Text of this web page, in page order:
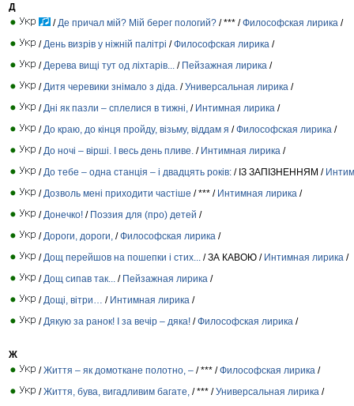
Д
/ Де причал мій? Мій берег пологий? / *** /Философская лирика /
/ День визрів у ніжній палітрі /Философская лирика /
/ Дерева вищі тут од ліхтарів... / Пейзажная лирика /
/ Дитя черевики знімало з діда. /Универсальная лирика /
/ Дні як пазли – сплелися в тижні, / Интимная лирика /
/ До краю, до кінця пройду, візьму, віддам я /Философская лирика /
/ До ночі – вірші. І весь день пливе. / Интимная лирика /
/ До тебе – одна станція – і двадцять років: / ІЗ ЗАПІЗНЕННЯМ /
/ Дозволь мені приходити частіше / *** / Интимная лирика /
/ Донечко! / Поэзия для (про) детей /
/ Дороги, дороги, /Философская лирика /
/ Дощ перейшов на пошепки і стих... / ЗА КАВОЮ / Интимная лирика /
/ Дощ сипав так... / Пейзажная лирика /
/ Дощі, вітри… / Интимная лирика /
/ Дякую за ранок! І за вечір – дяка! /Философская лирика /
Ж
/Життя – як домоткане полотно, – / *** /Философская лирика /
/Життя, бува, вигадливим багате, / *** /Универсальная лирика /